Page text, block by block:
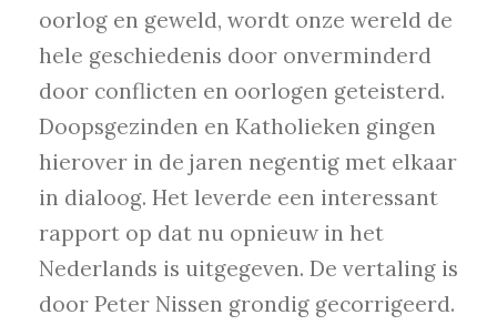
oorlog en geweld, wordt onze wereld de
hele geschiedenis door onverminderd
door conflicten en oorlogen geteisterd.
Doopsgezinden en Katholieken gingen
hierover in de jaren negentig met elkaar
in dialoog. Het leverde een interessant
rapport op dat nu opnieuw in het
Nederlands is uitgegeven. De vertaling is
door Peter Nissen grondig gecorrigeerd.